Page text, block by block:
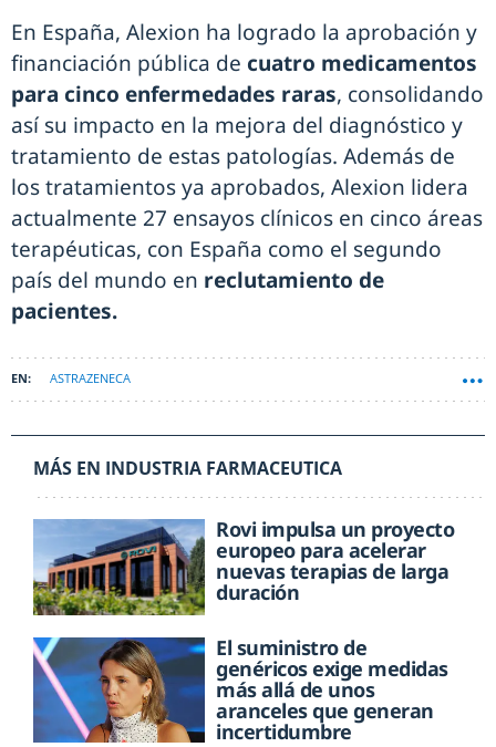
En España, Alexion ha logrado la aprobación y
financiación pública de cuatro medicamentos
para cinco enfermedades raras, consolidando
así su impacto en la mejora del diagnóstico y
tratamiento de estas patologías. Además de
los tratamientos ya aprobados, Alexion lidera
actualmente 27 ensayos clínicos en cinco áreas
terapéuticas, con España como el segundo
país del mundo en reclutamiento de
pacientes.
ASTRAZENECA
MÁS EN INDUSTRIA FARMACEUTICA
Rovi impulsa un proyecto
europeo para acelerar
nuevas terapias de larga
duración
El suministro de
genéricos exige medidas
más allá de unos
aranceles que generan
incertidumbre